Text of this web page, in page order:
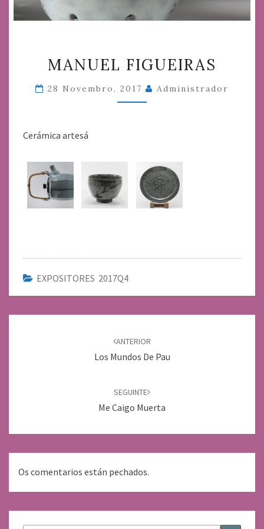
FIGUEIRAS
MANUEL FIGUEIRAS
28 Novembro, 2017 Administrador
Cerámica artesá
EXPOSITORES 2017Q4
ANTERIOR
Los Mundos De Pau
SEGUINTE
Me Caigo Muerta
Os comentarios están pechados.